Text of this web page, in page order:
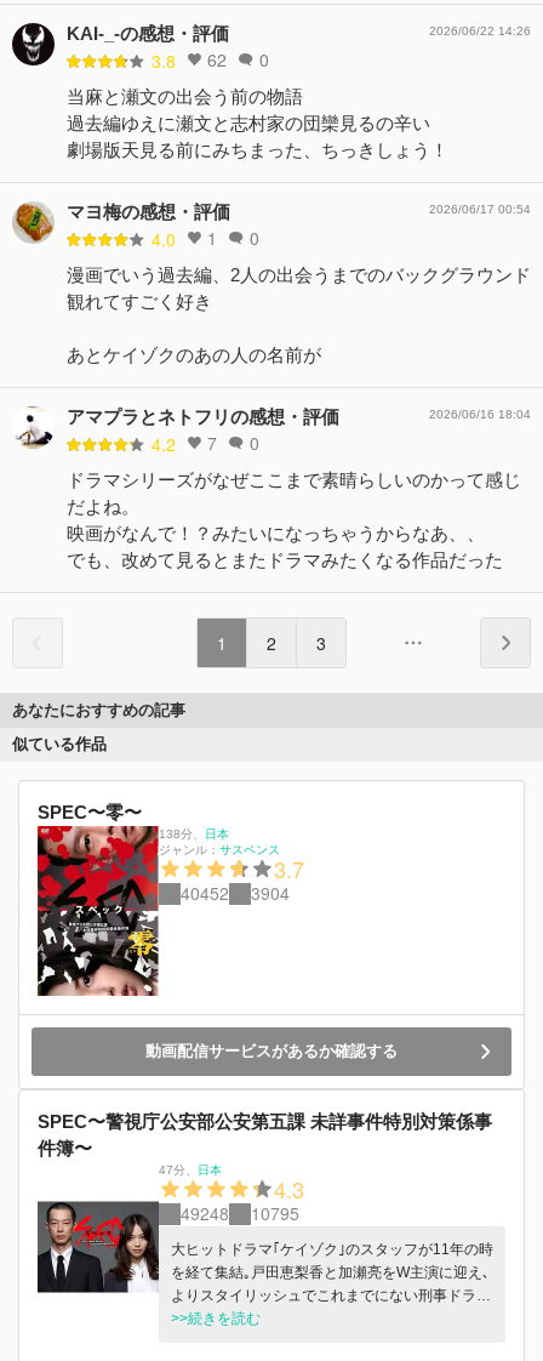
KAI-_-の感想・評価
3.8 62 0
2026/06/22 14:26
当麻と瀬文の出会う前の物語
過去編ゆえに瀬文と志村家の団欒見るの辛い
劇場版天見る前にみちまった、ちっきしょう！
マヨ梅の感想・評価
4.0 1 0
2026/06/17 00:54
漫画でいう過去編、2人の出会うまでのバックグラウンド
観れてすごく好き
あとケイゾクのあの人の名前が
アマプラとネトフリの感想・評価
4.2 7 0
2026/06/16 18:04
ドラマシリーズがなぜここまで素晴らしいのかって感じ
だよね。
映画がなんで！？みたいになっちゃうからなあ、、
でも、改めて見るとまたドラマみたくなる作品だった
1 2 3
あなたにおすすめの記事
似ている作品
SPEC〜零〜
138分
日本
ジャンル： サスペンス
3.7
40452 3904
動画配信サービスがあるか確認する
SPEC〜警視庁公安部公安第五課 未詳事件特別対策係事
件簿〜
47分 日本
4.3
49248 10795
大ヒットドラマ｢ケイゾク｣のスタッフが11年の時
を経て集結｡戸田恵梨香と加瀬亮をW主演に迎え､
よりスタイリッシュでこれまでにない刑事ドラマ
が今､降臨!
>>続きを読む